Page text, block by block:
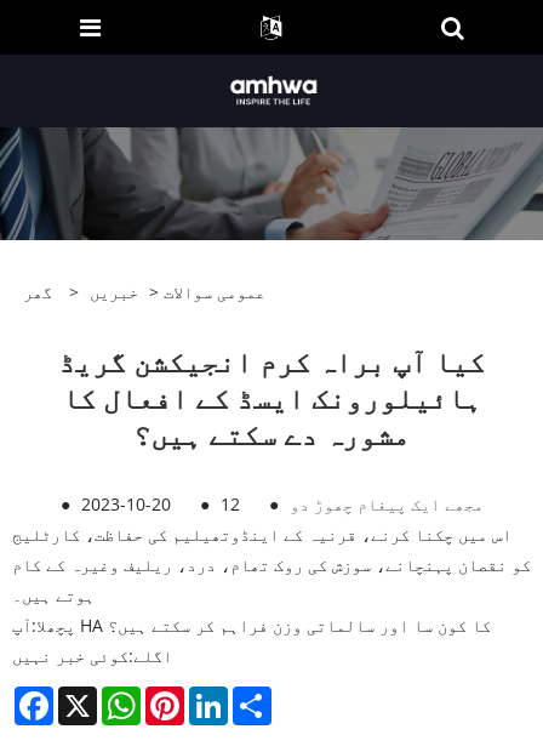
گھر > خبریں > عمومی سوالات
کیا آپ براہ کرم انجیکشن گریڈ
ہائیلورونک ایسڈ کے افعال کا
مشورہ دے سکتے ہیں؟
● 2023-10-20 ● 12 ●
مجھے ایک پیغام چھوڑ دو
اس میں چکنا کرنے، قرنیہ کے اینڈوتھیلیم کی حفاظت، کارٹلیج
کو نقصان پہنچانے، سوزش کی روک تھام، درد، ریلیف وغیرہ کے کام
ہوتے ہیں۔
پچھلا:
آپ HA کا کون سا اور سالماتی وزن فراہم کر سکتے ہیں؟
اگلے:کوئی خبر نہیں
Facebook
X WhatsAppPinterestLinkedIn